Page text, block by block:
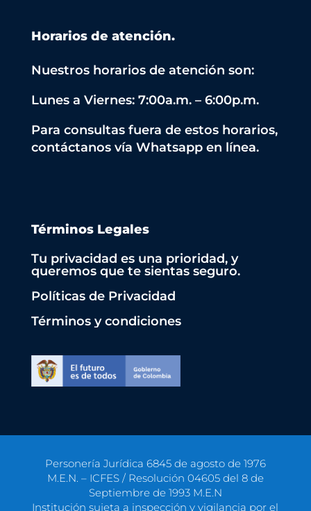
Horarios de atención.
Nuestros horarios de atención son:
Lunes a Viernes: 7:00a.m. – 6:00p.m.
Para consultas fuera de estos horarios,
contáctanos vía Whatsapp en línea.
Términos Legales
Tu privacidad es una prioridad, y
queremos que te sientas seguro.
Políticas de Privacidad
Términos y condiciones
Personería Jurídica 6845 de agosto de 1976
M.E.N. – ICFES / Resolución 04605 del 8 de
Septiembre de 1993 M.E.N
Institución sujeta a inspección y vigilancia por el